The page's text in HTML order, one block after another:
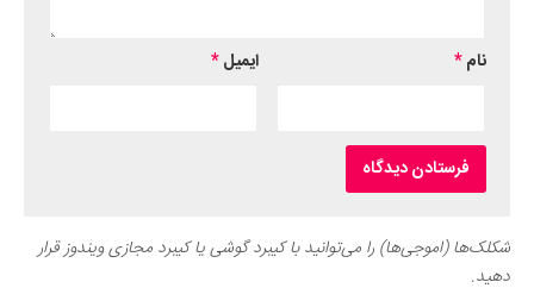
نام* ایمیل*
شکلک‌ها (اموجی‌ها) را می‌توانید با کیبرد گوشی یا کیبرد مجازی ویندوز قرار
دهید.